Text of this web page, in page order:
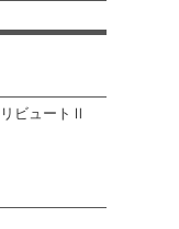
ビュートⅡ